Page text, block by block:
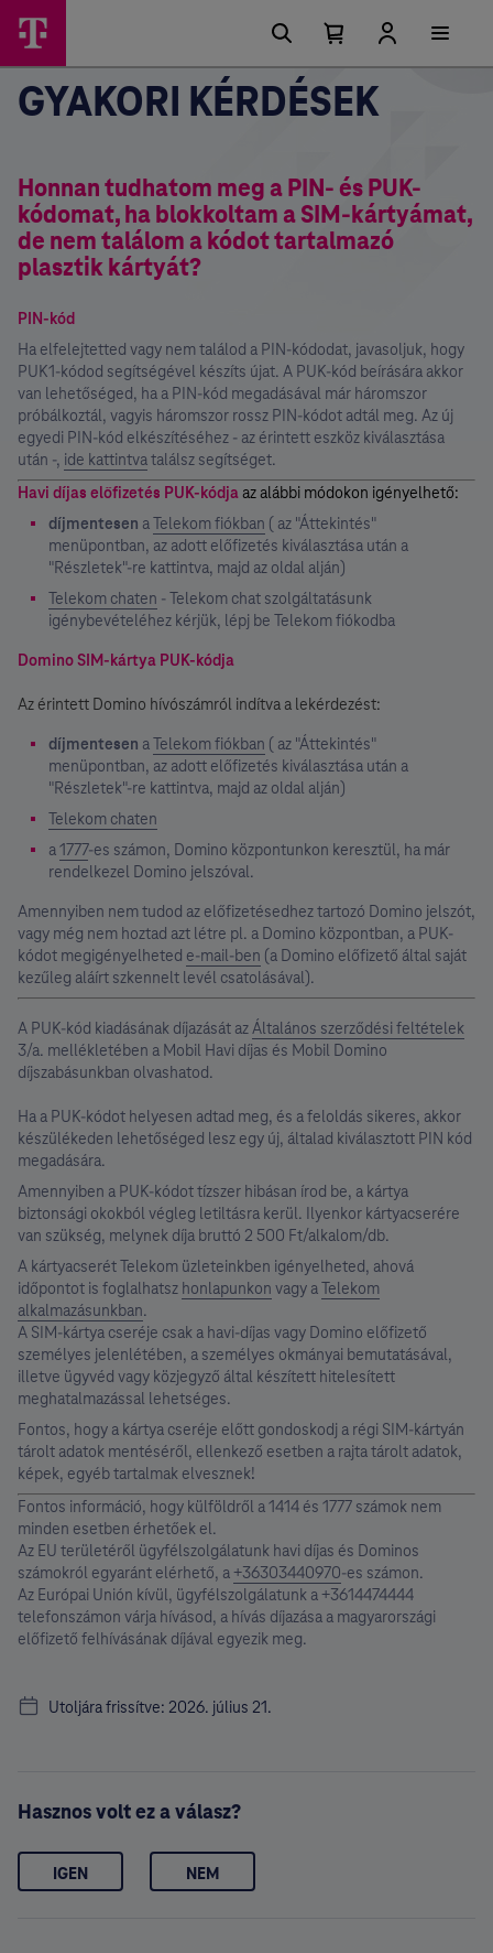
lehetőségek
Kosárban
található
elemek
száma
Kosár
GYAKORI KÉRDÉSEK
Honnan tudhatom meg a PIN- és PUK-
kódomat, ha blokkoltam a SIM-kártyámat,
de nem találom a kódot tartalmazó
plasztik kártyát?
PIN-kód
Ha elfelejtetted vagy nem találod a PIN-kódodat, javasoljuk, hogy
PUK1-kódod segítségével készíts újat. A PUK-kód beírására akkor
van lehetőséged, ha a PIN-kód megadásával már háromszor
próbálkoztál, vagyis háromszor rossz PIN-kódot adtál meg. Az új
egyedi PIN-kód elkészítéséhez - az érintett eszköz kiválasztása
után -, ide kattintvatalálsz segítséget.
Havi díjas előfizetés PUK-kódjaaz alábbi módokon igényelhető:
díjmentesen aTelekom fiókban ( az "Áttekintés"
menüpontban, az adott előfizetés kiválasztása után a
"Részletek"-re kattintva, majd az oldal alján)
Telekom chaten - Telekom chat szolgáltatásunk
igénybevételéhez kérjük, lépj be Telekom fiókodba
Domino SIM-kártya PUK-kódja
Az érintett Domino hívószámról indítva a lekérdezést:
díjmentesen aTelekom fiókban ( az "Áttekintés"
menüpontban, az adott előfizetés kiválasztása után a
"Részletek"-re kattintva, majd az oldal alján)
Telekom chaten
a1777-es számon, Domino központunkon keresztül, ha már
rendelkezel Domino jelszóval.
Amennyiben nem tudod az előfizetésedhez tartozó Domino jelszót,
vagy még nem hoztad azt létre pl. a Domino központban, a PUK-
kódot megigényelheted e-mail-ben (a Domino előfizető által saját
kezűleg aláírt szkennelt levél csatolásával).
A PUK-kód kiadásának díjazását azÁltalános szerződési feltételek
3/a. mellékletében a Mobil Havi díjas és Mobil Domino
díjszabásunkban olvashatod.
Ha a PUK-kódot helyesen adtad meg, és a feloldás sikeres, akkor
készülékeden lehetőséged lesz egy új, általad kiválasztott PIN kód
megadására.
Amennyiben a PUK-kódot tízszer hibásan írod be, a kártya
biztonsági okokból végleg letiltásra kerül. Ilyenkor kártyacserére
van szükség, melynek díja bruttó 2 500 Ft/alkalom/db.
A kártyacserét Telekom üzleteinkben igényelheted, ahová
időpontot is foglalhatsz honlapunkon vagy aTelekom
alkalmazásunkban.
A SIM-kártya cseréje csak a havi-díjas vagy Domino előfizető
személyes jelenlétében, a személyes okmányai bemutatásával,
illetve ügyvéd vagy közjegyző által készített hitelesített
meghatalmazással lehetséges.
Fontos, hogy a kártya cseréje előtt gondoskodj a régi SIM-kártyán
tárolt adatok mentéséről, ellenkező esetben a rajta tárolt adatok,
képek, egyéb tartalmak elvesznek!
Fontos információ, hogy külföldről a 1414 és 1777 számok nem
minden esetben érhetőek el.
Az EU területéről ügyfélszolgálatunk havi díjas és Dominos
számokról egyaránt elérhető, a+36303440970-es számon.
Az Európai Unión kívül, ügyfélszolgálatunk a +3614474444
telefonszámon várja hívásod, a hívás díjazása a magyarországi
előfizető felhívásának díjával egyezik meg.
Utoljára frissítve: 2026. július 21.
Hasznos volt ez a válasz?
IGEN NEM